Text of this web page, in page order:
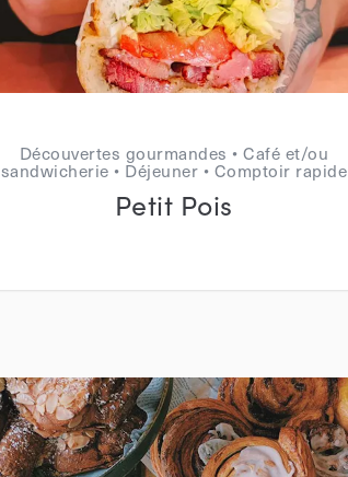
Découvertes gourmandes • Café et/ou
sandwicherie • Déjeuner • Comptoir rapide
Petit Pois